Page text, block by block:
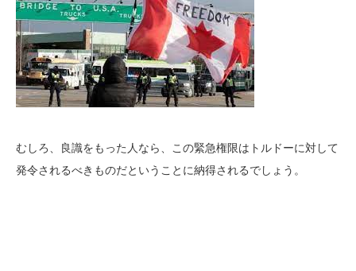
むしろ、良識をもった人なら、この緊急権限はトルドーに対して
発令されるべきものだということに納得されるでしょう。